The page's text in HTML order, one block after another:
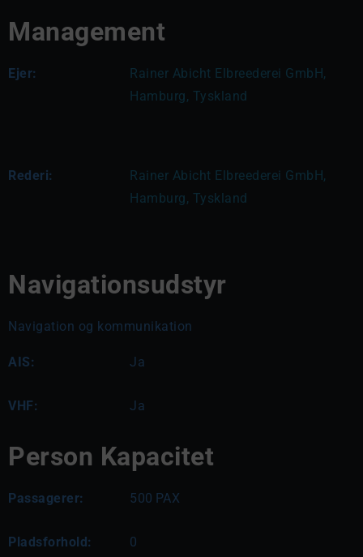
Management
Ejer:
Rainer Abicht Elbreederei GmbH,
Hamburg, Tyskland
Rederi:
Rainer Abicht Elbreederei GmbH,
Hamburg, Tyskland
Navigationsudstyr
Navigation og kommunikation
AIS: Ja
VHF: Ja
Person Kapacitet
Passagerer: 500 PAX
Pladsforhold: 0